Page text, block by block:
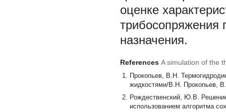
оценке
трибосопряжения
назначения.
References A simulation of the
Прокопьев, В.Н.
жидкостями/В.Н. Прокопьев,
Рождественский, Ю.В.
использованием алгоритма